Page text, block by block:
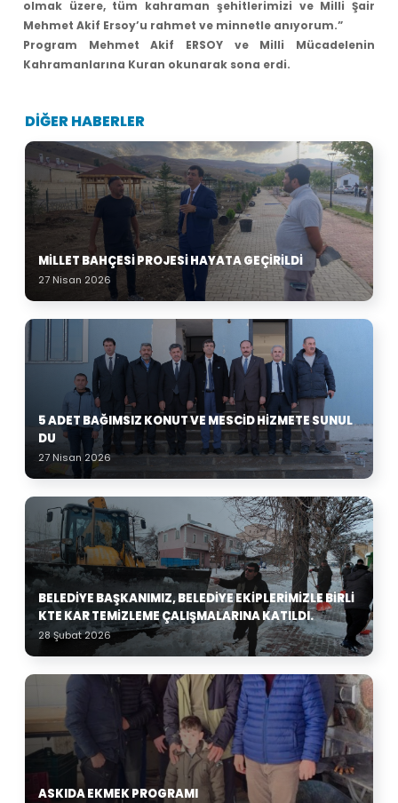
olmak üzere, tüm kahraman şehitlerimizi ve Milli Şair
Mehmet Akif Ersoy’u rahmet ve minnetle anıyorum.”
Program Mehmet Akif ERSOY ve Milli Mücadelenin
Kahramanlarına Kuran okunarak sona erdi.
DİĞER HABERLER
MILLET BAHÇESI PROJESI HAYATA GEÇIRILDI
27 Nisan 2026
5 ADET BAĞIMSIZ KONUT VE MESCID HIZMETE SUNUL
DU
27 Nisan 2026
BELEDIYE BAŞKANIMIZ, BELEDIYE EKIPLERIMIZLE BIRLI
KTE KAR TEMIZLEME ÇALIŞMALARINA KATILDI.
28 Şubat 2026
ASKIDA EKMEK PROGRAMI